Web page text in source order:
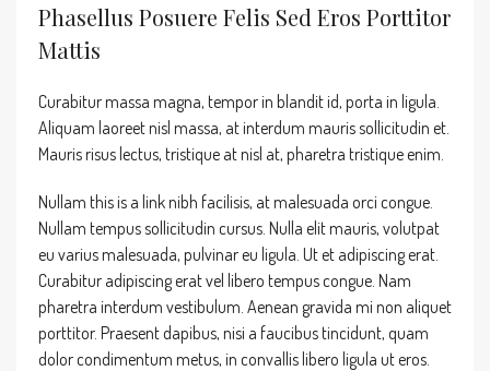
Phasellus Posuere Felis Sed Eros Porttitor
Mattis
Curabitur massa magna, tempor in blandit id, porta in ligula.
Aliquam laoreet nisl massa, at interdum mauris sollicitudin et.
Mauris risus lectus, tristique at nisl at, pharetra tristique enim.
Nullam this is a link nibh facilisis, at malesuada orci congue.
Nullam tempus sollicitudin cursus. Nulla elit mauris, volutpat
eu varius malesuada, pulvinar eu ligula. Ut et adipiscing erat.
Curabitur adipiscing erat vel libero tempus congue. Nam
pharetra interdum vestibulum. Aenean gravida mi non aliquet
porttitor. Praesent dapibus, nisi a faucibus tincidunt, quam
dolor condimentum metus, in convallis libero ligula ut eros.